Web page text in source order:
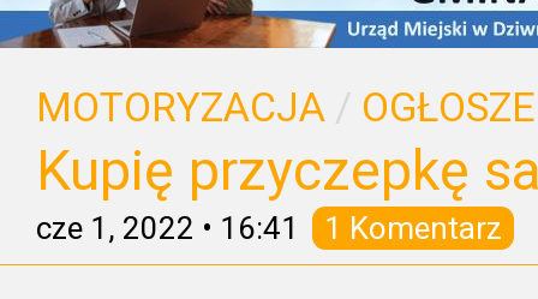
MOTORYZACJA /
Kupię przyczepkę
cze 1, 2022 • 16:41 1 Komentarz